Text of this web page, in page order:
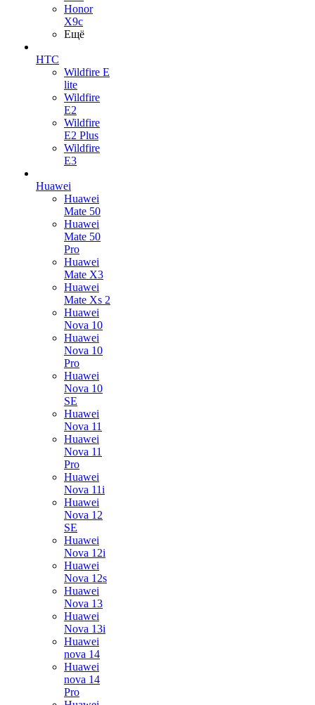
Honor
X9c
Ещё
HTC
Wildfire E
lite
Wildfire
E2
Wildfire
E2 Plus
Wildfire
E3
Huawei
Huawei
Mate 50
Huawei
Mate 50
Pro
Huawei
Mate X3
Huawei
Mate Xs 2
Huawei
Nova 10
Huawei
Nova 10
Pro
Huawei
Nova 10
SE
Huawei
Nova 11
Huawei
Nova 11
Pro
Huawei
Nova 11i
Huawei
Nova 12
SE
Huawei
Nova 12i
Huawei
Nova 12s
Huawei
Nova 13
Huawei
Nova 13i
Huawei
nova 14
Huawei
nova 14
Pro